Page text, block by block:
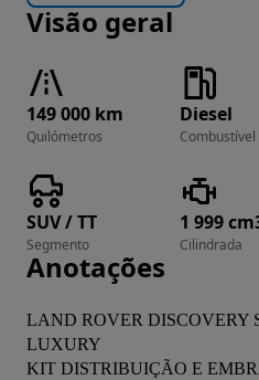
Visão geral
149 000 km
Quilómetros
Diesel
Combustível
SUV / TT
Segmento
1 999
Cilindrada
Anotações
LAND ROVER DISCOVERY
LUXURY
KIT DISTRIBUIÇÃO E